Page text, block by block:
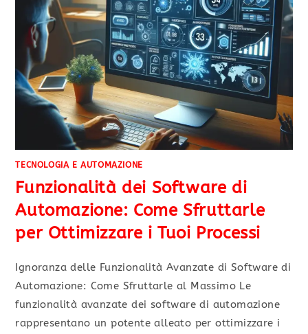
TECNOLOGIA E AUTOMAZIONE
Funzionalità dei Software di
Automazione: Come Sfruttarle
per Ottimizzare i Tuoi Processi
Ignoranza delle Funzionalità Avanzate di Software di
Automazione: Come Sfruttarle al Massimo Le
funzionalità avanzate dei software di automazione
rappresentano un potente alleato per ottimizzare i